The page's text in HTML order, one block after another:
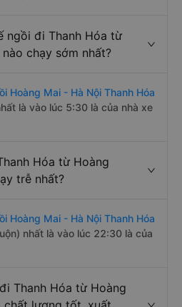
ngồi đi Thanh Hóa từ
chạy sớm nhất?
Hoàng Mai - Hà Nội Thanh Hóa
là vào lúc 5:30 là của nhà xe
Hóa từ Hoàng
trễ nhất?
Hoàng Mai - Hà Nội Thanh Hóa
nhất là vào lúc 22:30 là của
Thanh Hóa từ Hoàng